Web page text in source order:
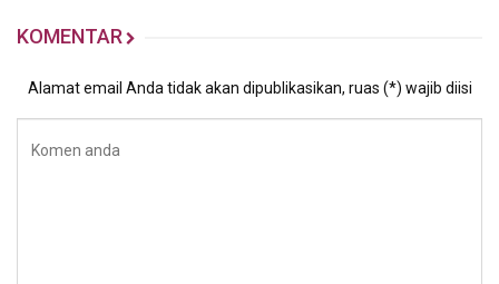
KOMENTAR
Alamat email Anda tidak akan dipublikasikan, ruas (*) wajib diisi